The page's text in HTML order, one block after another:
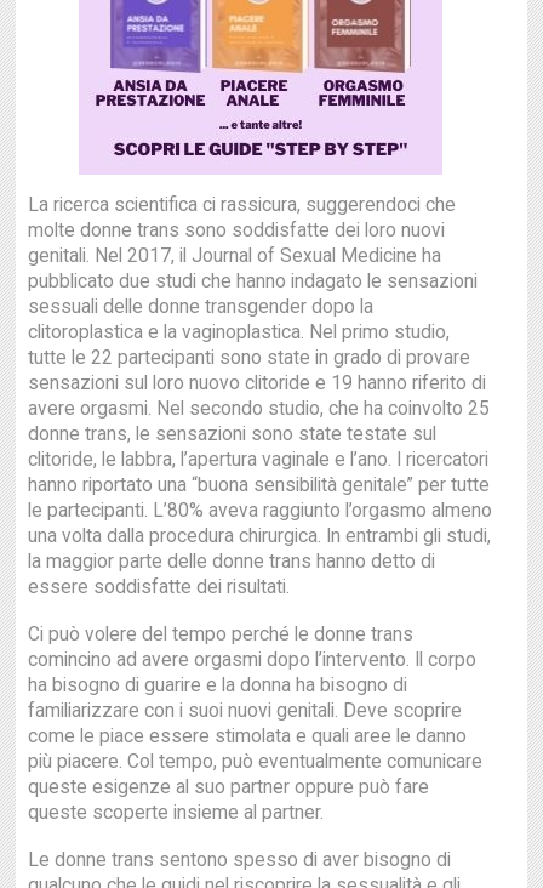
La ricerca scientifica ci rassicura, suggerendoci che
molte donne trans sono soddisfatte dei loro nuovi
genitali. Nel 2017, il Journal of Sexual Medicine ha
pubblicato due studi che hanno indagato le sensazioni
sessuali delle donne transgender dopo la
clitoroplastica e la vaginoplastica. Nel primo studio,
tutte le 22 partecipanti sono state in grado di provare
sensazioni sul loro nuovo clitoride e 19 hanno riferito di
avere orgasmi. Nel secondo studio, che ha coinvolto 25
donne trans, le sensazioni sono state testate sul
clitoride, le labbra, l’apertura vaginale e l’ano. I ricercatori
hanno riportato una “buona sensibilità genitale” per tutte
le partecipanti. L’80% aveva raggiunto l’orgasmo almeno
una volta dalla procedura chirurgica. In entrambi gli studi,
la maggior parte delle donne trans hanno detto di
essere soddisfatte dei risultati.
Ci può volere del tempo perché le donne trans
comincino ad avere orgasmi dopo l’intervento. Il corpo
ha bisogno di guarire e la donna ha bisogno di
familiarizzare con i suoi nuovi genitali. Deve scoprire
come le piace essere stimolata e quali aree le danno
più piacere. Col tempo, può eventualmente comunicare
queste esigenze al suo partner oppure può fare
queste scoperte insieme al partner.
Le donne trans sentono spesso di aver bisogno di